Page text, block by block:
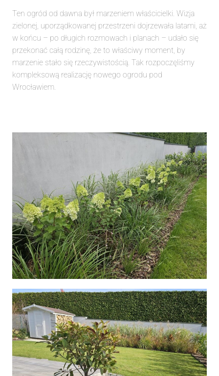
Ten ogród od dawna był marzeniem właścicielki. Wizja
zielonej, uporządkowanej przestrzeni dojrzewała latami, aż
w końcu – po długich rozmowach i planach – udało się
przekonać całą rodzinę, że to właściwy moment, by
marzenie stało się rzeczywistością. Tak rozpoczęliśmy
kompleksową realizację nowego ogrodu pod
Wrocławiem.